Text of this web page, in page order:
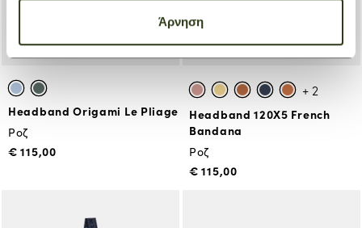
Άρνηση
Headband Origami Le Pliage
Ροζ
€ 115,00
+ 2
Headband 120X5 French
Bandana
Ροζ
€ 115,00